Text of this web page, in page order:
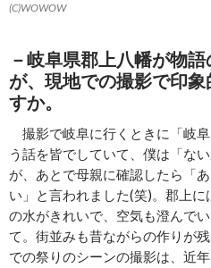
(C)WOWOW
－岐阜県郡上八幡が物
が、現地での撮影で印
すか。
撮影で岐阜に行くときに「岐
う話を皆でしていて、僕は「な
が、あとで母親に確認したら「
い」と言われました(笑)。郡上に
の水がきれいで、空気も澄んで
て。街並みも昔ながらの作りが
での祭りのシーンの撮影は、近